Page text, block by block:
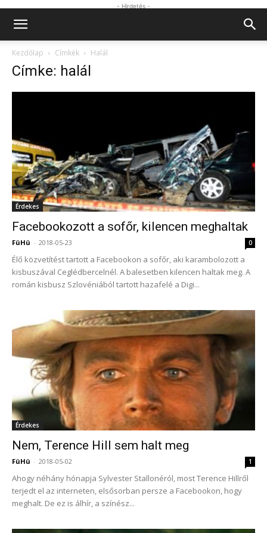
- Hirdetés -
Kezdőlap Címkék Halál
Címke: halál
Érdekes
Facebookozott a sofőr, kilencen meghaltak
FüHü - 2018-05-23 0
Élő közvetítést tartott a Facebookon a sofőr, aki karambolozott a
kisbuszával Ceglédbercelnél. A balesetben kilencen haltak meg. A
román kisbusz Szlovéniából tartott hazafelé a Digi...
Érdekes
Nem, Terence Hill sem halt meg
FüHü - 2018-05-02 1
Ahogy néhány hónapja Sylvester Stallonéról, most Terence Hillről
terjedt el az interneten, elsősorban persze a Facebookon, hogy
meghalt. De ez is álhír, a színész...